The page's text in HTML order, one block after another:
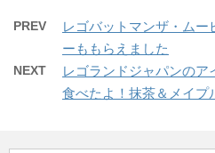
PREV
レゴバットマンザ・ムー
ーももらえました
NEXT
レゴランドジャパンの
食べたよ！抹茶＆メイプ